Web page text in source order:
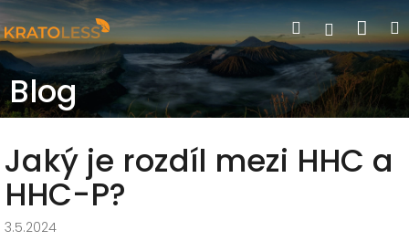
Přejít
na
obsah
Hledat
Blog
Jaký je rozdíl mezi HHC a
HHC-P?
3.5.2024